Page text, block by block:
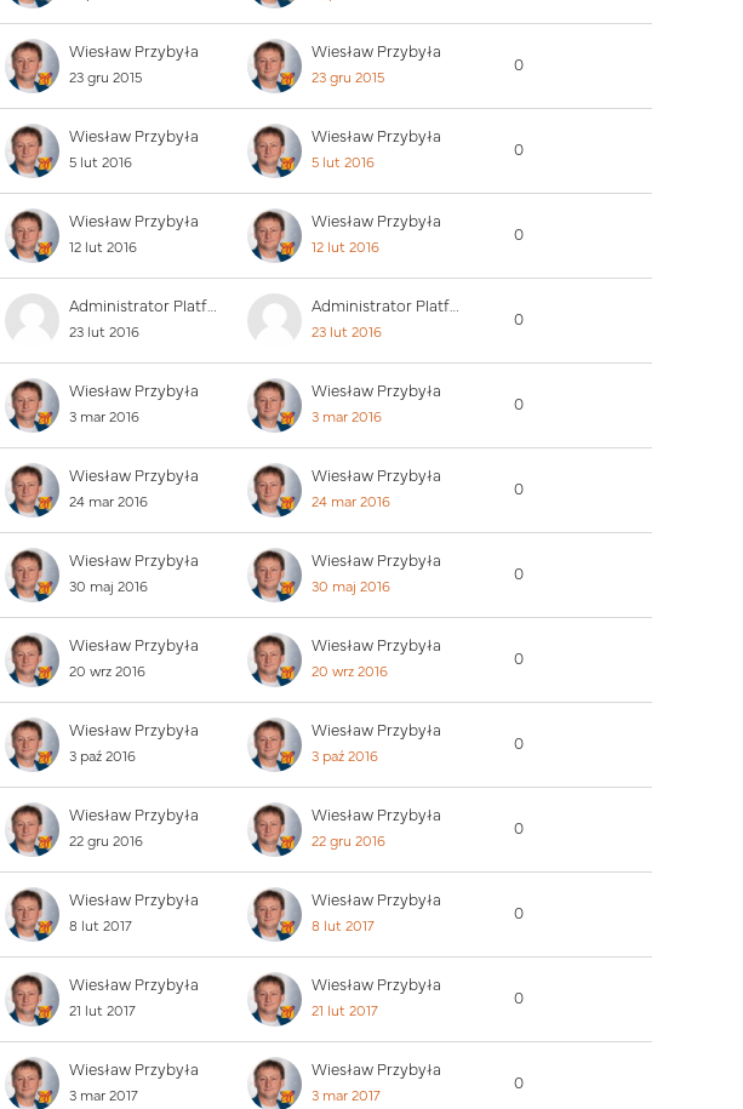
Wiesław Przybyła
23 gru 2015
Wiesław Przybyła
23 gru 2015
0
Wiesław Przybyła
5 lut 2016
Wiesław Przybyła
5 lut 2016
0
Wiesław Przybyła
12 lut 2016
Wiesław Przybyła
12 lut 2016
0
Administrator Platformy
23 lut 2016
Administrator Platformy
23 lut 2016
0
Wiesław Przybyła
3 mar 2016
Wiesław Przybyła
3 mar 2016
0
Wiesław Przybyła
24 mar 2016
Wiesław Przybyła
24 mar 2016
0
Wiesław Przybyła
30 maj 2016
Wiesław Przybyła
30 maj 2016
0
Wiesław Przybyła
20 wrz 2016
Wiesław Przybyła
20 wrz 2016
0
Wiesław Przybyła
3 paź 2016
Wiesław Przybyła
3 paź 2016
0
Wiesław Przybyła
22 gru 2016
Wiesław Przybyła
22 gru 2016
0
Wiesław Przybyła
8 lut 2017
Wiesław Przybyła
8 lut 2017
0
Wiesław Przybyła
21 lut 2017
Wiesław Przybyła
21 lut 2017
0
Wiesław Przybyła
3 mar 2017
Wiesław Przybyła
3 mar 2017
0